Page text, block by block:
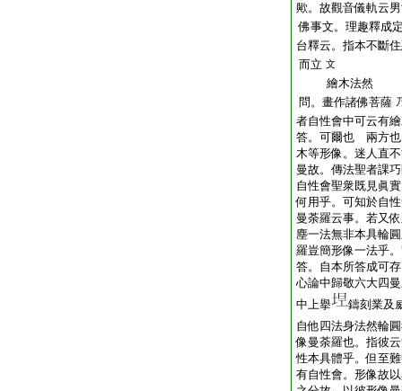
歟。故觀音儀軌云
佛事文。理趣釋成
台釋云。指本不斷
而立 文
繪木法然
問。畫作諸佛菩薩
者自性會中可云有
答。可爾也 兩方也
木等形像。迷人直
曼故。傳法聖者課
自性會聖衆既見眞
何用乎。可知於自
曼荼羅云事。若又
塵一法無非本具輪
羅豈簡形像一法乎
答。自本所答成可
心論中歸敬六大四
中上擧
鑄刻業及
自他四法身法然輪
像曼荼羅也。指彼
性本具體乎。但至
有自性會。形像故